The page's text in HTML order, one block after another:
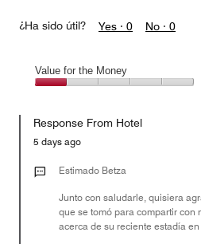
¿Ha sido útil? Yes · 0 No · 0
Value for the Money
the
Money,
out
Response From Hotel
5 days ago
Estimado Betza
Junto con saludarle, quisiera
que se tomó para compartir con
acerca de su reciente estadía